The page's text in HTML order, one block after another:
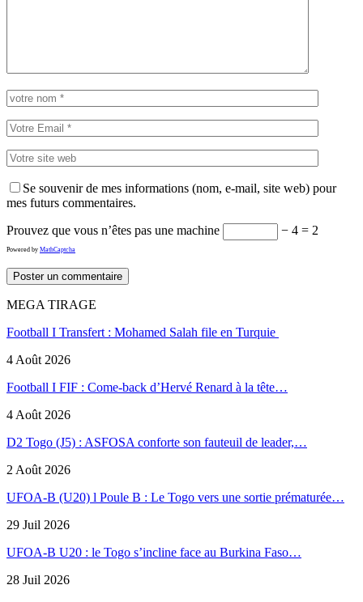
Se souvenir de mes informations (nom, e-mail, site web) pour
mes futurs commentaires.
Prouvez que vous n’êtes pas une machine − 4 = 2
Powered by MathCaptcha
MEGA TIRAGE
Football I Transfert : Mohamed Salah file en Turquie
4 Août 2026
Football I FIF : Come-back d’Hervé Renard à la tête…
4 Août 2026
D2 Togo (J5) : ASFOSA conforte son fauteuil de leader,…
2 Août 2026
UFOA-B (U20) l Poule B : Le Togo vers une sortie prématurée…
29 Juil 2026
UFOA-B U20 : le Togo s’incline face au Burkina Faso…
28 Juil 2026